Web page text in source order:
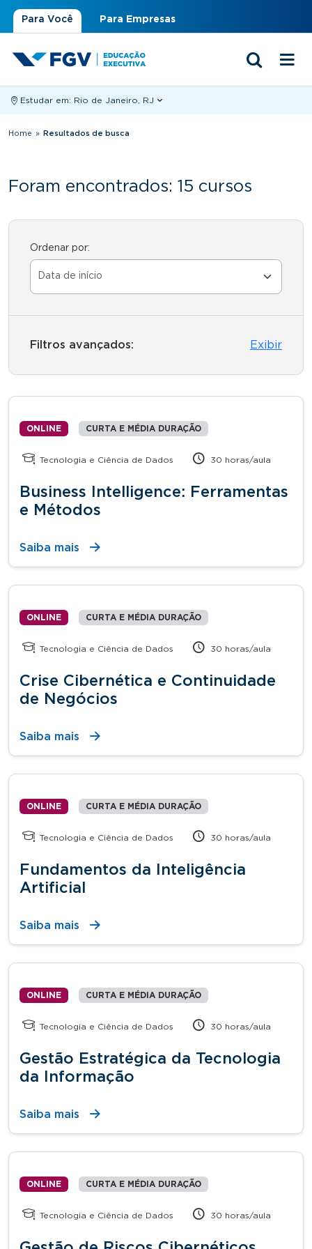
Para Você Para Empresas
Estudar em: Rio de Janeiro, RJ
Você está aqui
Home » Resultados de busca
Foram encontrados: 15 cursos
Ordenar por:
Filtros avançados: Exibir
ONLINE CURTA E MÉDIA DURAÇÃO
Tecnologia e Ciência de Dados 30 horas/aula
Business Intelligence: Ferramentas
e Métodos
Saiba mais
ONLINE CURTA E MÉDIA DURAÇÃO
Tecnologia e Ciência de Dados 30 horas/aula
Crise Cibernética e Continuidade
de Negócios
Saiba mais
ONLINE CURTA E MÉDIA DURAÇÃO
Tecnologia e Ciência de Dados 30 horas/aula
Fundamentos da Inteligência
Artificial
Saiba mais
ONLINE CURTA E MÉDIA DURAÇÃO
Tecnologia e Ciência de Dados 30 horas/aula
Gestão Estratégica da Tecnologia
da Informação
Saiba mais
ONLINE CURTA E MÉDIA DURAÇÃO
Tecnologia e Ciência de Dados 30 horas/aula